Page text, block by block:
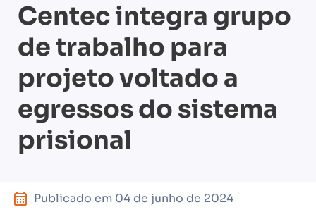
Centec integra grupo
de trabalho para
projeto voltado a
egressos do sistema
prisional
Publicado em 04 de junho de 2024